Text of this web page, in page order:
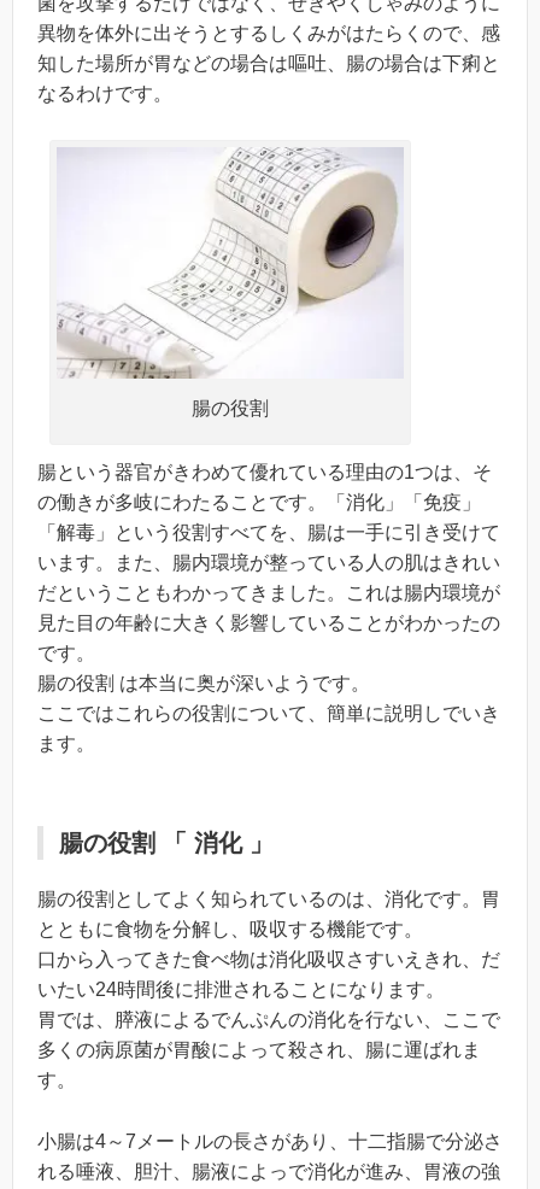
異物を体外に出そうとするしくみがはたらくので、感
知した場所が胃などの場合は嘔吐、腸の場合は下痢と
なるわけです。
腸の役割
腸という器官がきわめて優れている理由の1つは、そ
の働きが多岐にわたることです。「消化」「免疫」
「解毒」という役割すべてを、腸は一手に引き受けて
います。また、腸内環境が整っている人の肌はきれい
だということもわかってきました。これは腸内環境が
見た目の年齢に大きく影響していることがわかったの
です。
腸の役割 は本当に奥が深いようです。
ここではこれらの役割について、簡単に説明しでいき
ます。
腸の役割 「 消化 」
腸の役割としてよく知られているのは、消化です。胃
とともに食物を分解し、吸収する機能です。
口から入ってきた食べ物は消化吸収さすいえきれ、だ
いたい24時間後に排泄されることになります。
胃では、膵液によるでんぷんの消化を行ない、ここで
多くの病原菌が胃酸によって殺され、腸に運ばれま
す。
小腸は4～7メートルの長さがあり、十二指腸で分泌さ
れる唾液、胆汁、腸液によっで消化が進み、胃液の強